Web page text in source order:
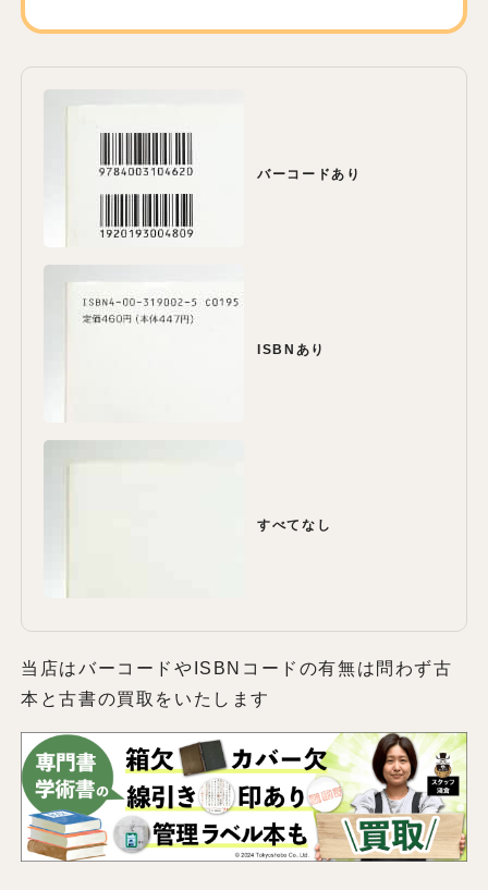
バーコードあり
ISBNあり
すべてなし
当店はバーコードやISBNコードの有無は問わず古
本と古書の買取をいたします